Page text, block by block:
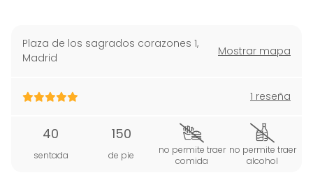
Plaza de los sagrados corazones 1,
Madrid
Mostrar mapa
1 reseña
40
sentada
150
de pie
no permite traer
comida
no permite traer
alcohol